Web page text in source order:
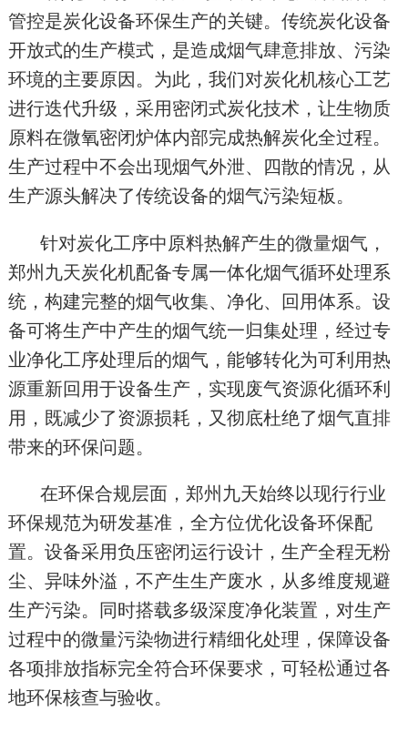
管控是炭化设备环保生产的关键。传统炭化设备
开放式的生产模式，是造成烟气肆意排放、污染
环境的主要原因。为此，我们对炭化机核心工艺
进行迭代升级，采用密闭式炭化技术，让生物质
原料在微氧密闭炉体内部完成热解炭化全过程。
生产过程中不会出现烟气外泄、四散的情况，从
生产源头解决了传统设备的烟气污染短板。
针对炭化工序中原料热解产生的微量烟气，
郑州九天炭化机配备专属一体化烟气循环处理系
统，构建完整的烟气收集、净化、回用体系。设
备可将生产中产生的烟气统一归集处理，经过专
业净化工序处理后的烟气，能够转化为可利用热
源重新回用于设备生产，实现废气资源化循环利
用，既减少了资源损耗，又彻底杜绝了烟气直排
带来的环保问题。
在环保合规层面，郑州九天始终以现行行业
环保规范为研发基准，全方位优化设备环保配
置。设备采用负压密闭运行设计，生产全程无粉
尘、异味外溢，不产生生产废水，从多维度规避
生产污染。同时搭载多级深度净化装置，对生产
过程中的微量污染物进行精细化处理，保障设备
各项排放指标完全符合环保要求，可轻松通过各
地环保核查与验收。